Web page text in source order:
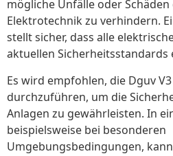
mögliche Unfälle oder
Elektrotechnik zu verhindern.
stellt sicher, dass alle
aktuellen Sicherheitsstandards
Es wird empfohlen, die Dguv
durchzuführen, um die
Anlagen zu gewährleisten. In
beispielsweise bei besonderen
Umgebungsbedingungen,